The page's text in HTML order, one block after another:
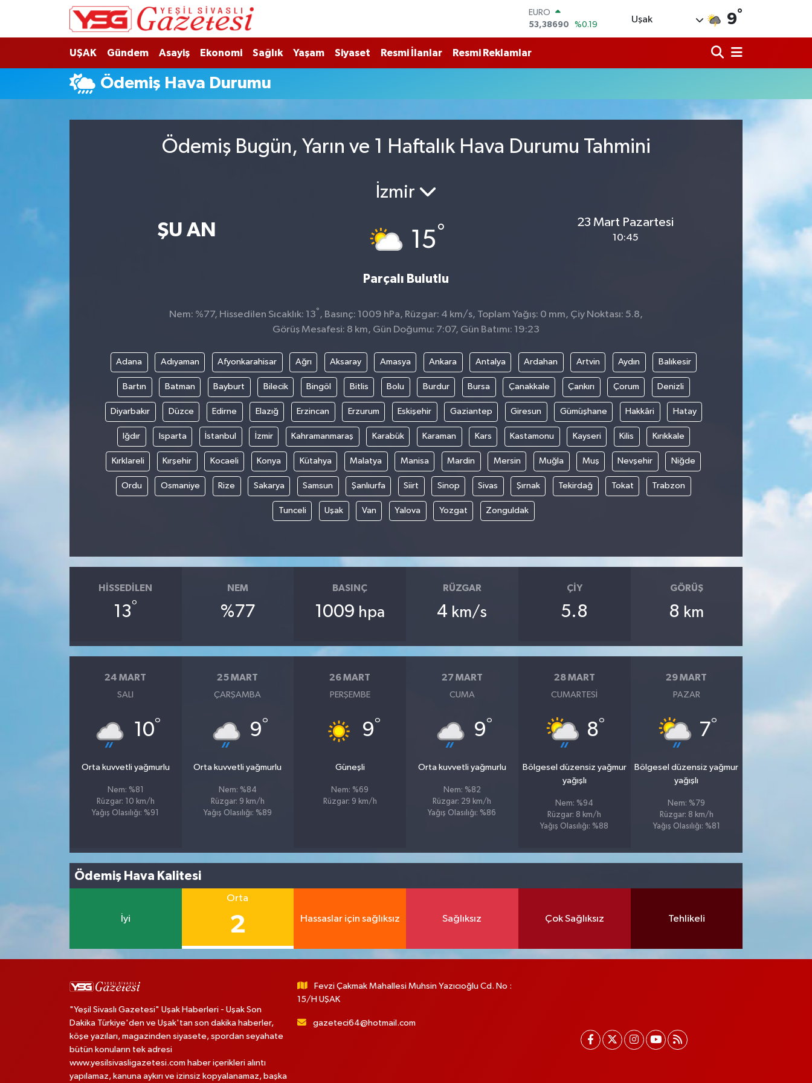
61,60380
6862,09000
BİST100
Uşak 9°
UŞAK Gündem Asayiş Ekonomi Sağlık Yaşam Siyaset Resmi İlanlar Resmi Reklamlar
Ödemiş Hava Durumu
Ödemiş Bugün, Yarın ve 1 Haftalık Hava Durumu Tahmini
ŞU AN
İzmir
15°
Parçalı Bulutlu
23 Mart Pazartesi
10:45
Nem: %77, Hissedilen Sıcaklık: 13° , Basınç: 1009 hPa, Rüzgar: 4 km/s, Toplam Yağış: 0 mm, Çiy Noktası: 5.8,
Görüş Mesafesi: 8 km, Gün Doğumu: 7:07, Gün Batımı: 19:23
Adana Adıyaman Afyonkarahisar Ağrı Aksaray Amasya Ankara Antalya Ardahan Artvin Aydın Balıkesir
Bartın Batman Bayburt Bilecik Bingöl Bitlis Bolu Burdur Bursa Çanakkale Çankırı Çorum Denizli
Diyarbakır Düzce Edirne Elazığ Erzincan Erzurum Eskişehir Gaziantep Giresun Gümüşhane Hakkâri Hatay
Iğdır Isparta İstanbul İzmir Kahramanmaraş Karabük Karaman Kars Kastamonu Kayseri Kilis Kırıkkale
Kırklareli Kırşehir Kocaeli Konya Kütahya Malatya Manisa Mardin Mersin Muğla Muş Nevşehir Niğde
Ordu Osmaniye Rize Sakarya Samsun Şanlıurfa Siirt Sinop Sivas Şırnak Tekirdağ Tokat Trabzon
Tunceli Uşak Van Yalova Yozgat Zonguldak
HISSEDILEN
13°
NEM
%77
BASINÇ
1009 hpa
RÜZGAR
4 km/s
ÇIY
5.8
GÖRÜŞ
8 km
24 MART
SALI
10°
Orta kuvvetli yağmurlu
Nem: %81
Rüzgar: 10 km/h
Yağış Olasılığı: %91
25 MART
ÇARŞAMBA
9°
Orta kuvvetli yağmurlu
Nem: %84
Rüzgar: 9 km/h
Yağış Olasılığı: %89
26 MART
PERŞEMBE
9°
Güneşli
Nem: %69
Rüzgar: 9 km/h
27 MART
CUMA
9°
Orta kuvvetli yağmurlu
Nem: %82
Rüzgar: 29 km/h
Yağış Olasılığı: %86
28 MART
CUMARTESI
8°
Bölgesel düzensiz yağmur
yağışlı
Nem: %94
Rüzgar: 8 km/h
Yağış Olasılığı: %88
29 MART
PAZAR
7°
Bölgesel düzensiz yağmur
yağışlı
Nem: %79
Rüzgar: 8 km/h
Yağış Olasılığı: %81
Ödemiş Hava Kalitesi
İyi
Orta
2 Hassaslar için sağlıksız Sağlıksız Çok Sağlıksız Tehlikeli
"Yeşil Sivaslı Gazetesi" Uşak Haberleri - Uşak Son
Dakika Türkiye'den ve Uşak'tan son dakika haberler,
köşe yazıları, magazinden siyasete, spordan seyahate
bütün konuların tek adresi
www.yesilsivasligazetesi.com haber içerikleri alıntı
yapılamaz, kanuna aykırı ve izinsiz kopyalanamaz, başka
Fevzi Çakmak Mahallesi Muhsin Yazıcıoğlu Cd. No :
15/H UŞAK
gazeteci64@hotmail.com
Hava Durumu